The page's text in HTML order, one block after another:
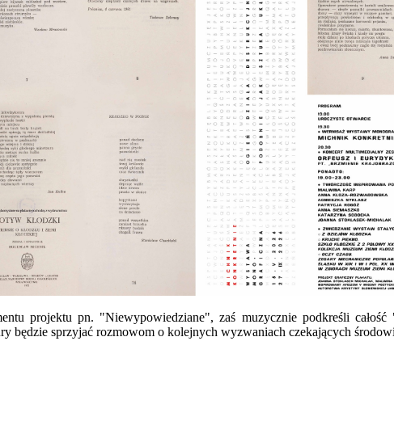
projektu pn. "Niewypowiedziane", zaś muzycznie podkreśli
będzie sprzyjać rozmowom o kolejnych wyzwaniach czekających